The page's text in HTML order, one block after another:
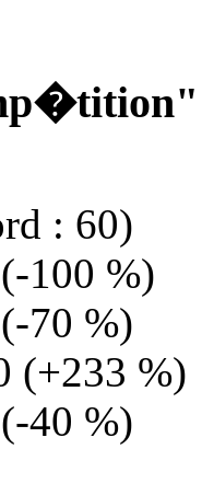
: 60)
100 %)
70 %)
(+233 %)
40 %)